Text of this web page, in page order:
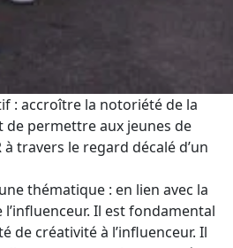
: accroître la notoriété de la
de permettre aux jeunes de
travers le regard décalé d’un
thématique : en lien avec la
Il est fondamental
de créativité à l’influenceur. Il